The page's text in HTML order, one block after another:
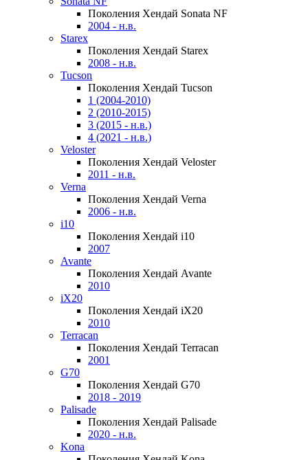
Поколения Хендай Sonata NF
2004 - н.в.
Starex
Поколения Хендай Starex
2008 - н.в.
Tucson
Поколения Хендай Tucson
1 (2004-2010)
2 (2010-2015)
3 (2015 - н.в.)
4 (2021 - н.в.)
Veloster
Поколения Хендай Veloster
2011 - н.в.
Verna
Поколения Хендай Verna
2006 - н.в.
i10
Поколения Хендай i10
2007
Avante
Поколения Хендай Avante
2010
iX20
Поколения Хендай iX20
2010
Terracan
Поколения Хендай Terracan
2001
G70
Поколения Хендай G70
2018 - 2019
Palisade
Поколения Хендай Palisade
2020 - н.в.
Kona